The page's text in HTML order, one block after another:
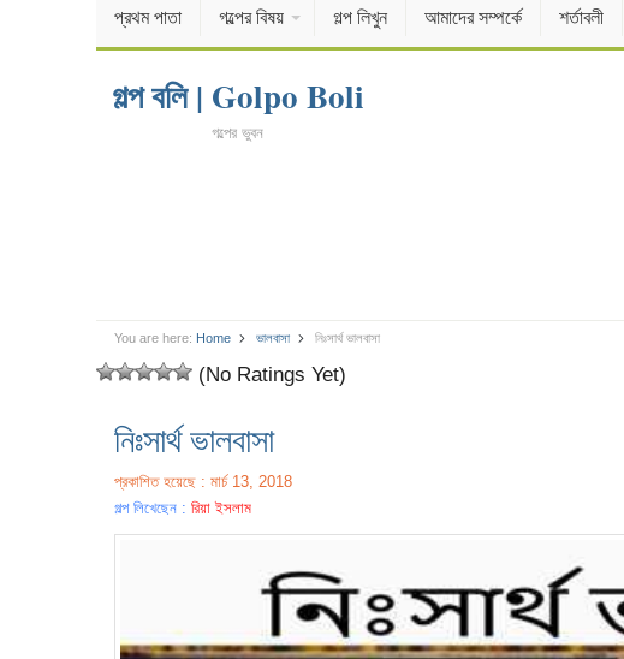
প্রথম পাতা গল্পের বিষয় গল্প লিখুন আমাদের সম্পর্কে শর্তাবলী
গল্প বলি | Golpo Boli
গল্পের ভুবন
You are here: Home ভালবাসা নিঃসার্থ ভালবাসা
(No Ratings Yet)
নিঃসার্থ ভালবাসা
প্রকাশিত হয়েছে : মার্চ 13, 2018
গল্প লিখেছেন : রিয়া ইসলাম